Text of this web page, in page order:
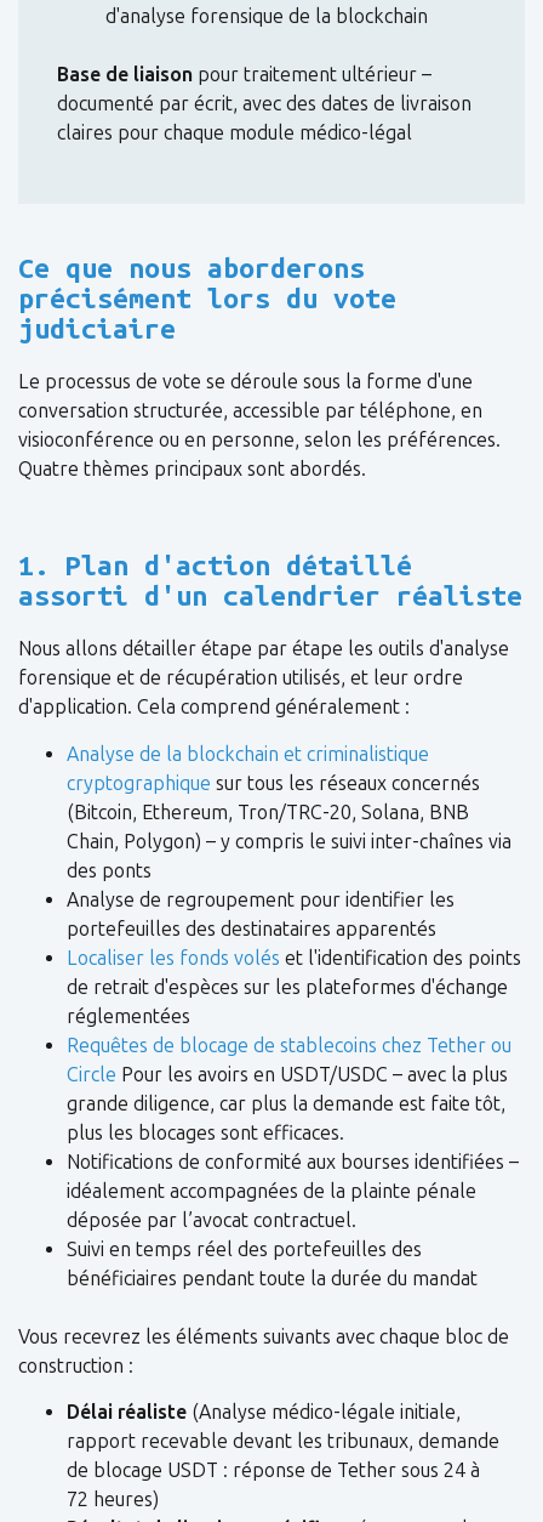
d'analyse forensique de la blockchain
Base de liaison pour traitement ultérieur –
documenté par écrit, avec des dates de livraison
claires pour chaque module médico-légal
Ce que nous aborderons
précisément lors du vote
judiciaire
Le processus de vote se déroule sous la forme d'une
conversation structurée, accessible par téléphone, en
visioconférence ou en personne, selon les préférences.
Quatre thèmes principaux sont abordés.
1. Plan d'action détaillé
assorti d'un calendrier réaliste
Nous allons détailler étape par étape les outils d'analyse
forensique et de récupération utilisés, et leur ordre
d'application. Cela comprend généralement :
Analyse de la blockchain et criminalistique
cryptographique sur tous les réseaux concernés
(Bitcoin, Ethereum, Tron/TRC-20, Solana, BNB
Chain, Polygon) – y compris le suivi inter-chaînes via
des ponts
Analyse de regroupement pour identifier les
portefeuilles des destinataires apparentés
Localiser les fonds volés et l'identification des points
de retrait d'espèces sur les plateformes d'échange
réglementées
Requêtes de blocage de stablecoins chez Tether ou
Circle Pour les avoirs en USDT/USDC – avec la plus
grande diligence, car plus la demande est faite tôt,
plus les blocages sont efficaces.
Notifications de conformité aux bourses identifiées –
idéalement accompagnées de la plainte pénale
déposée par l’avocat contractuel.
Suivi en temps réel des portefeuilles des
bénéficiaires pendant toute la durée du mandat
Vous recevrez les éléments suivants avec chaque bloc de
construction :
Délai réaliste (Analyse médico-légale initiale,
rapport recevable devant les tribunaux, demande
de blocage USDT : réponse de Tether sous 24 à
72 heures)